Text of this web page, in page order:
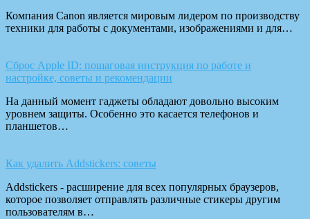
Компания Canon является мировым лидером по производству
техники для работы с документами, изображениями и для…
Сброс Apple ID: пошаговая инструкция по работе и
настройке, советы и рекомендации
На данный момент гаджеты обладают довольно высоким
уровнем защиты. Особенно это касается телефонов и
планшетов…
Как удалить Addstickers: советы
Addstickers - расширение для всех популярных браузеров,
которое позволяет отправлять различные стикеры другим
пользователям в…